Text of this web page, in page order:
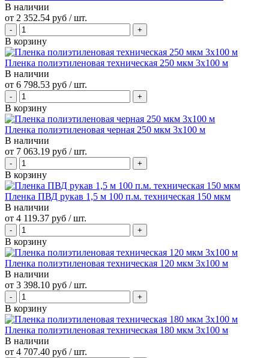
В наличии
от 2 352.54 руб / шт.
В корзину
Пленка полиэтиленовая техническая 250 мкм 3х100 м
В наличии
от 6 798.53 руб / шт.
В корзину
Пленка полиэтиленовая черная 250 мкм 3х100 м
В наличии
от 7 063.19 руб / шт.
В корзину
Пленка ПВД рукав 1,5 м 100 п.м. техническая 150 мкм
В наличии
от 4 119.37 руб / шт.
В корзину
Пленка полиэтиленовая техническая 120 мкм 3х100 м
В наличии
от 3 398.10 руб / шт.
В корзину
Пленка полиэтиленовая техническая 180 мкм 3х100 м
В наличии
от 4 707.40 руб / шт.